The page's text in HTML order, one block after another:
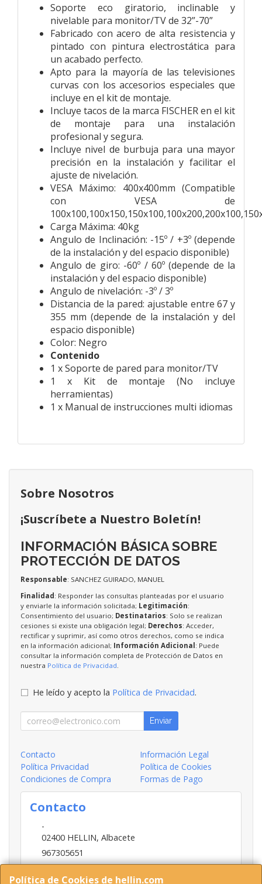
Soporte eco giratorio, inclinable y
nivelable para monitor/TV de 32”-70”
Fabricado con acero de alta resistencia y
pintado con pintura electrostática para
un acabado perfecto.
Apto para la mayoría de las televisiones
curvas con los accesorios especiales que
incluye en el kit de montaje.
Incluye tacos de la marca FISCHER en el kit
de montaje para una instalación
profesional y segura.
Incluye nivel de burbuja para una mayor
precisión en la instalación y facilitar el
ajuste de nivelación.
VESA Máximo: 400x400mm (Compatible
con VESA de
Carga Máxima: 40kg
Angulo de Inclinación: -15º / +3º (depende
de la instalación y del espacio disponible)
Angulo de giro: -60º / 60º (depende de la
instalación y del espacio disponible)
Angulo de nivelación: -3º / 3º
Distancia de la pared: ajustable entre 67 y
355 mm (depende de la instalación y del
espacio disponible)
Color: Negro
Contenido
1 x Soporte de pared para monitor/TV
1 x Kit de montaje (No incluye
herramientas)
1 x Manual de instrucciones multi idiomas
Política de Cookies de hellin.com
Sobre Nosotros
¡Suscríbete a Nuestro Boletín!
INFORMACIÓN BÁSICA SOBRE
PROTECCIÓN DE DATOS
Responsable: SANCHEZ GUIRADO, MANUEL
Finalidad: Responder las consultas planteadas por el usuario
y enviarle la información solicitada; Legitimación:
Consentimiento del usuario; Destinatarios: Solo se realizan
cesiones si existe una obligación legal; Derechos: Acceder,
rectificar y suprimir, así como otros derechos, como se indica
en la información adicional; Información Adicional: Puede
consultar la información completa de Protección de Datos en
nuestra Política de Privacidad
He leído y acepto la Política de Privacidad.
Enviar
Contacto
Información Legal
Política Privacidad
Política de Cookies
Condiciones de Compra
Formas de Pago
Contacto
-
02400 HELLIN, Albacete
967305651
INFO@HELLIN.COM